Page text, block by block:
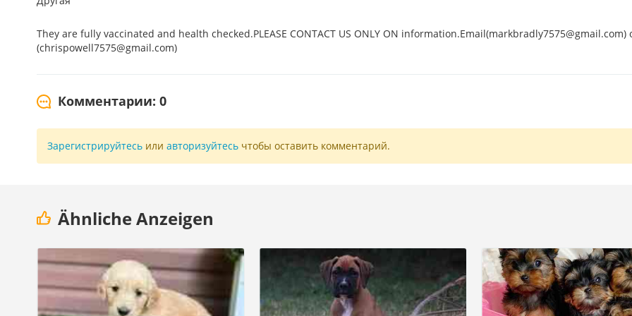
They are fully vaccinated and health checked.PLEASE CONTACT US ONLY ON information.Email(markbradly7575@gmail.com)
(chrispowell7575@gmail.com)
Комментарии: 0
Зарегистрируйтесь или авторизуйтесь чтобы оставить комментарий.
Ähnliche Anzeigen